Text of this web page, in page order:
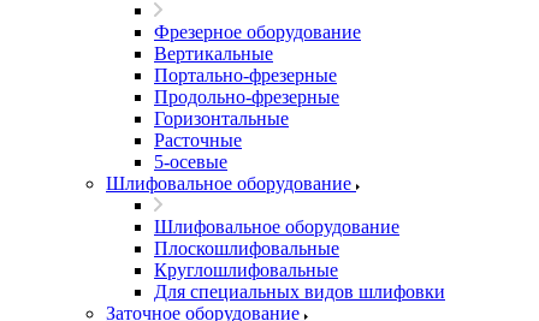
Фрезерное оборудование
Вертикальные
Портально-фрезерные
Продольно-фрезерные
Горизонтальные
Расточные
5-осевые
Шлифовальное оборудование
Шлифовальное оборудование
Плоскошлифовальные
Круглошлифовальные
Для специальных видов шлифовки
Заточное оборудование